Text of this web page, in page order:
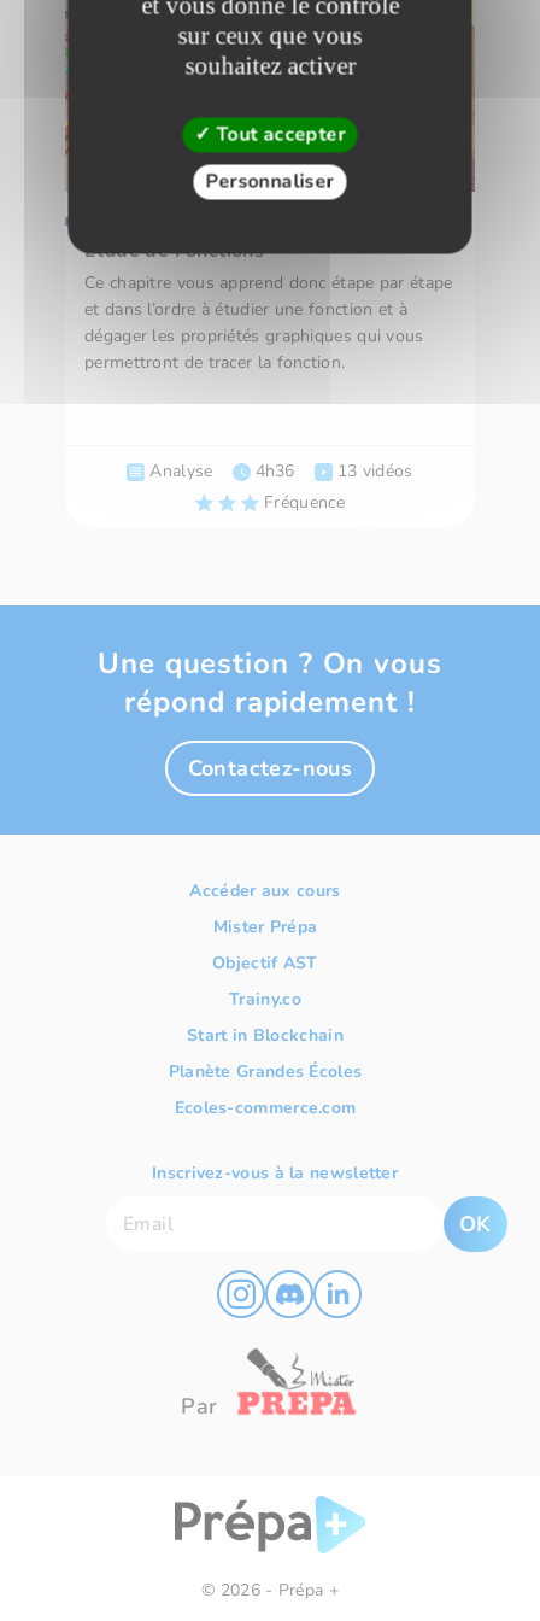
Etude de Fonctions
Ce chapitre vous apprend donc étape par étape
et dans l’ordre à étudier une fonction et à
dégager les propriétés graphiques qui vous
permettront de tracer la fonction.
Analyse 4h36
13 vidéos
Fréquence
Une question ? On vous
répond rapidement !
Contactez-nous
Accéder aux cours
Mister Prépa
Objectif AST
Trainy.co
Start in Blockchain
Planète Grandes Écoles
Ecoles-commerce.com
Inscrivez-vous à la newsletter
OK
Par
© 2026 - Prépa +
sur ceux que vous
souhaitez activer
Tout accepter
Personnaliser